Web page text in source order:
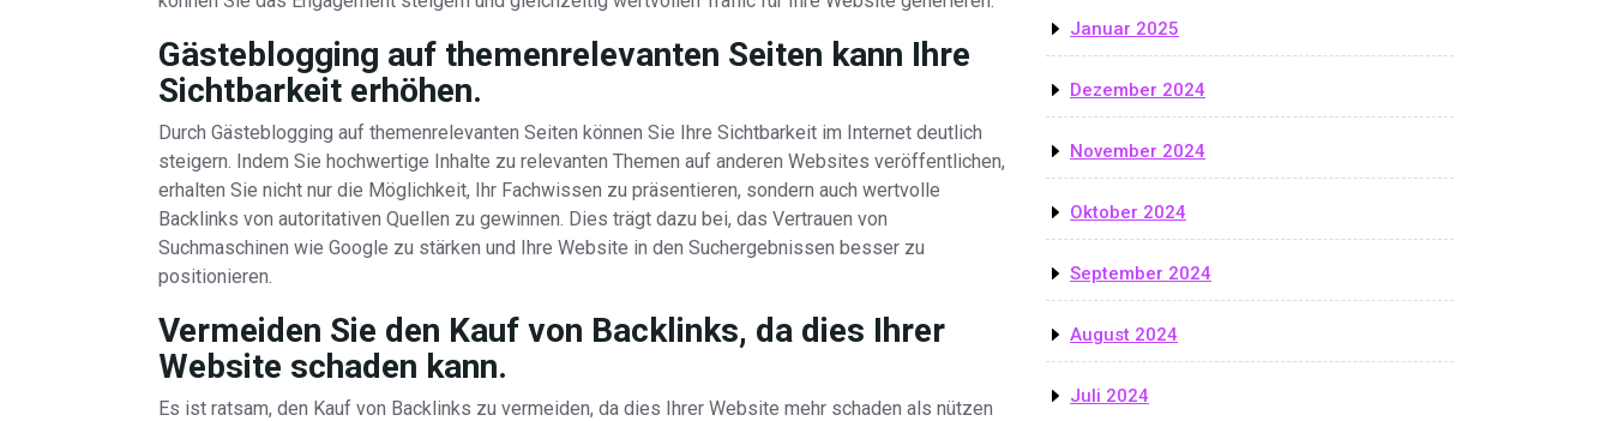
Gästeblogging auf themenrelevanten Seiten kann Ihre
Sichtbarkeit erhöhen.
Durch Gästeblogging auf themenrelevanten Seiten können Sie Ihre Sichtbarkeit im Internet deutlich
steigern. Indem Sie hochwertige Inhalte zu relevanten Themen auf anderen Websites veröffentlichen,
erhalten Sie nicht nur die Möglichkeit, Ihr Fachwissen zu präsentieren, sondern auch wertvolle
Backlinks von autoritativen Quellen zu gewinnen. Dies trägt dazu bei, das Vertrauen von
Suchmaschinen wie Google zu stärken und Ihre Website in den Suchergebnissen besser zu
positionieren.
Vermeiden Sie den Kauf von Backlinks, da dies Ihrer
Website schaden kann.
Es ist ratsam, den Kauf von Backlinks zu vermeiden, da dies Ihrer Website mehr schaden als nützen
Januar 2025
Dezember 2024
November 2024
Oktober 2024
September 2024
August 2024
Juli 2024